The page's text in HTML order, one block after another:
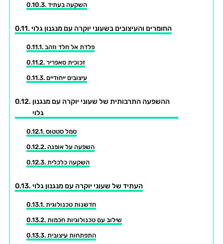
השקעה בעתיד
החומרים והעיצובים בשעוני יוקרה עם מנגנון גלוי
פלדת אל חלד וזהב
זכוכית סאפריר
עיצובים ייחודיים
ההשפעה התרבותית של שעוני יוקרה עם מנגנון
גלוי
סמל סטטוס
השפעה על אופנה
השקעה כלכלית
העתיד של שעוני יוקרה עם מנגנון גלוי
חדשנות טכנולוגית
שילוב עם טכנולוגיות חכמות
התפתחות עיצובית